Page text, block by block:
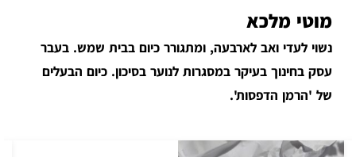
מוטי מלכא
נשוי לעדי ואב לארבעה, ומתגורר כיום בבית שמש. בעבר
עסק בחינוך בעיקר במסגרות לנוער בסיכון. כיום הבעלים
של 'הרמן הדפסות'.